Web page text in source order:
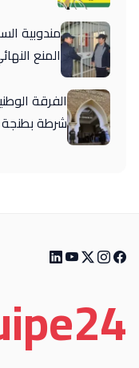
مندوبية
المنع
الفرقة
شرطة
24